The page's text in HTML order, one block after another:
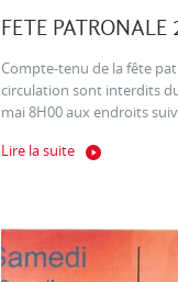
FETE PATRONALE
Compte-tenu de la fête
circulation sont interdits
mai 8H00 aux endroits
Lire la suite